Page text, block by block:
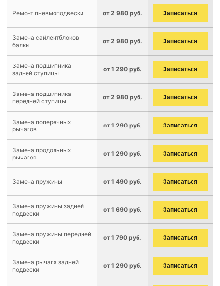
Ремонт пневмоподвески от 2 980 руб. Записаться
Замена сайлентблоков
балки
от 2 980 руб. Записаться
Замена подшипника
задней ступицы
от 1 290 руб. Записаться
Замена подшипника
передней ступицы
от 2 980 руб. Записаться
Замена поперечных
рычагов
от 1 290 руб. Записаться
Замена продольных
рычагов
от 1 290 руб. Записаться
Замена пружины от 1 490 руб. Записаться
Замена пружины задней
подвески
от 1 690 руб. Записаться
Замена пружины передней
подвески
от 1 790 руб. Записаться
Замена рычага задней
подвески
от 1 290 руб. Записаться